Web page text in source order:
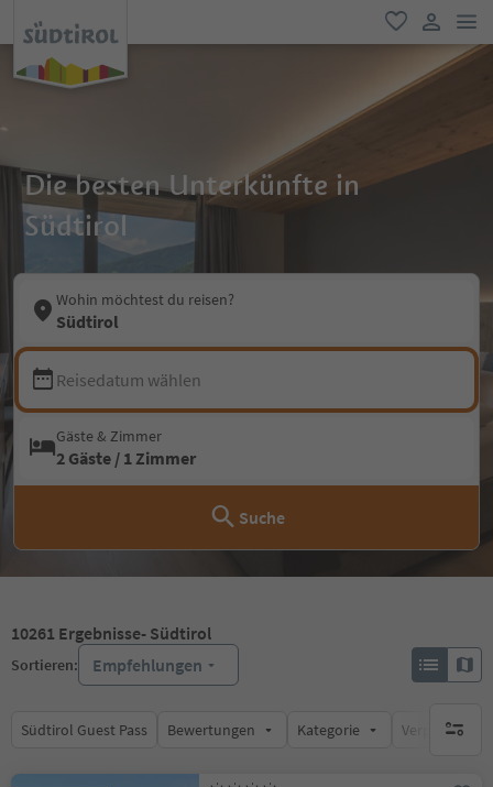
favorit
user link
Die besten Unterkünfte in
Südtirol
Wohin möchtest du reisen?
Südtirol
Reisedatum wählen
Gäste & Zimmer
2 Gäste / 1 Zimmer
Suche
10261 Ergebnisse- Südtirol
Sortieren: Empfehlungen
Südtirol Guest Pass Bewertungen Kategorie keine